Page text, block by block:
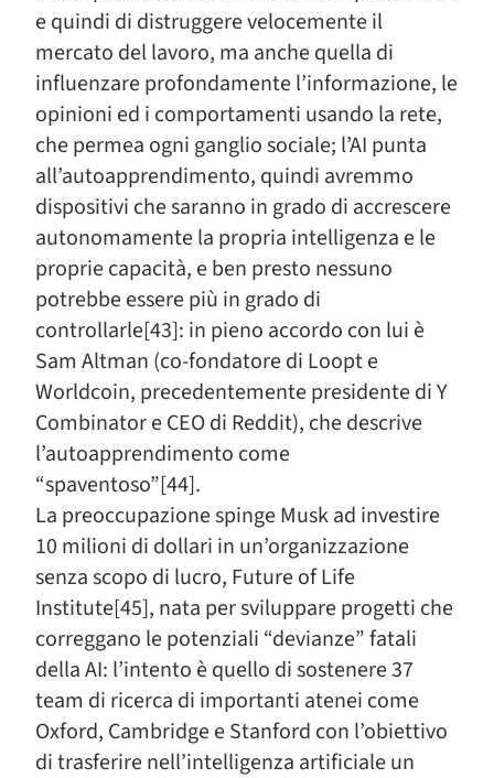
e quindi di distruggere velocemente il
mercato del lavoro, ma anche quella di
influenzare profondamente l’informazione, le
opinioni ed i comportamenti usando la rete,
che permea ogni ganglio sociale; l’AI punta
all’autoapprendimento, quindi avremmo
dispositivi che saranno in grado di accrescere
autonomamente la propria intelligenza e le
proprie capacità, e ben presto nessuno
potrebbe essere più in grado di
controllarle[43]: in pieno accordo con lui è
Sam Altman (co-fondatore di Loopt e
Worldcoin, precedentemente presidente di Y
Combinator e CEO di Reddit), che descrive
l’autoapprendimento come
“spaventoso”[44].
La preoccupazione spinge Musk ad investire
10 milioni di dollari in un’organizzazione
senza scopo di lucro, Future of Life
Institute[45], nata per sviluppare progetti che
correggano le potenziali “devianze” fatali
della AI: l’intento è quello di sostenere 37
team di ricerca di importanti atenei come
Oxford, Cambridge e Stanford con l’obiettivo
di trasferire nell’intelligenza artificiale un